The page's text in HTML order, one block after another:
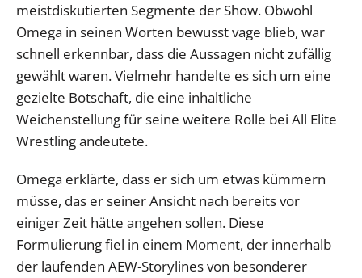
meistdiskutierten Segmente der Show. Obwohl
Omega in seinen Worten bewusst vage blieb, war
schnell erkennbar, dass die Aussagen nicht zufällig
gewählt waren. Vielmehr handelte es sich um eine
gezielte Botschaft, die eine inhaltliche
Weichenstellung für seine weitere Rolle bei All Elite
Wrestling andeutete.
Omega erklärte, dass er sich um etwas kümmern
müsse, das er seiner Ansicht nach bereits vor
einiger Zeit hätte angehen sollen. Diese
Formulierung fiel in einem Moment, der innerhalb
der laufenden AEW-Storylines von besonderer